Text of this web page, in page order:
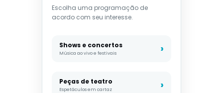
Escolha uma programação de
acordo com seu interesse.
Shows e concertos
Música ao vivo e festivais
Peças de teatro
Espetáculos em cartaz